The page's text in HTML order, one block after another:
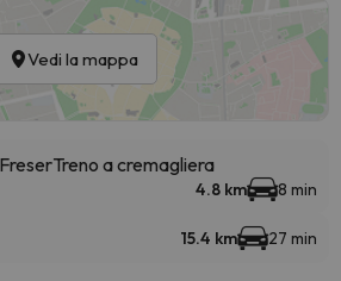
Vedi la mappa
Treno a cremagliera
4.8 km 8 min
15.4 km 27 min